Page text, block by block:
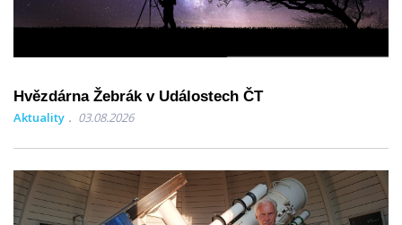
Hvězdárna Žebrák v Událostech ČT
Aktuality 03.08.2026